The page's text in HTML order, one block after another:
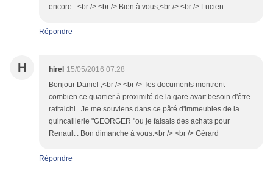
encore...<br /> <br /> Bien à vous,<br /> <br /> Lucien
Répondre
H hirel 15/05/2016 07:28
Bonjour Daniel ,<br /> <br /> Tes documents montrent
combien ce quartier à proximité de la gare avait besoin d'être
rafraichi . Je me souviens dans ce pâté d'immeubles de la
quincaillerie "GEORGER "ou je faisais des achats pour
Renault . Bon dimanche à vous.<br /> <br /> Gérard
Répondre